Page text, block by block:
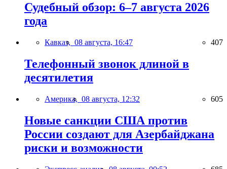
Судебный обзор: 6–7 августа 2026
года
Кавказ, 08 августа, 16:47 407
Телефонный звонок длиной в
десятилетия
Америка, 08 августа, 12:32 605
Новые санкции США против
России создают для Азербайджана
риски и возможности